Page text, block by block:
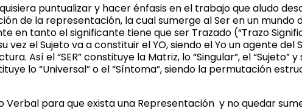
puntualizar y hacer énfasis en el trabajo que aludo
de la representación, la cual sumerge al Ser en un mundo
en tanto el significante tiene que ser Trazado (“Trazo
vez el Sujeto va a constituir el YO, siendo el Yo un agente
Así el “SER” constituye la Matriz, lo “Singular”, el “Sujeto”
lo “Universal” o el “Síntoma”, siendo la permutación
Verbal para que exista una Representación y no quedar